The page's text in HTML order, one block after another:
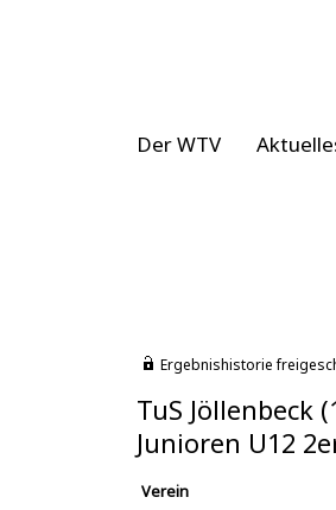
Der WTV
Ergebnishistorie
TuS Jöllenbeck
Junioren U12
Verein